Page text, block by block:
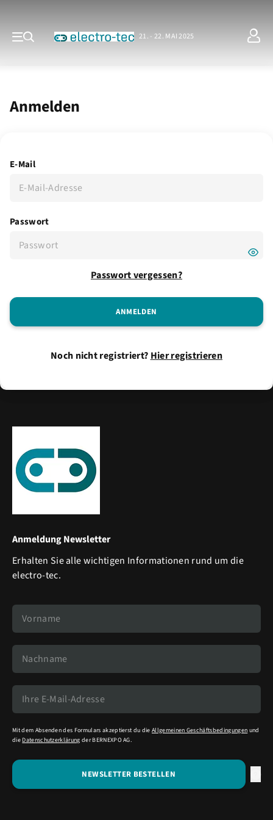
21. - 22. MAI 2025
Anmelden
E-Mail
Passwort
Passwort vergessen?
Noch nicht registriert? Hier registrieren
Anmeldung Newsletter
Erhalten Sie alle wichtigen Informationen rund um die
electro-tec.
Mit dem Absenden des Formulars akzeptierst du dieAllgemeinen Geschäftsbedingungen und
die Datenschutzerklärung der BERNEXPO AG.